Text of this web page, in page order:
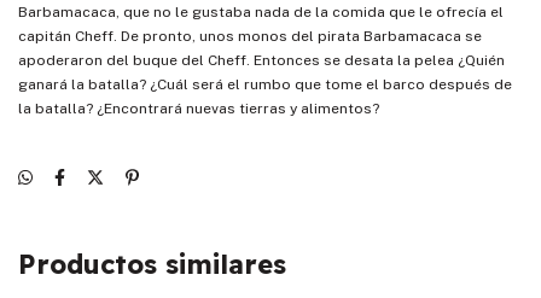
Barbamacaca, que no le gustaba nada de la comida que le ofrecía el
capitán Cheff. De pronto, unos monos del pirata Barbamacaca se
apoderaron del buque del Cheff. Entonces se desata la pelea ¿Quién
ganará la batalla? ¿Cuál será el rumbo que tome el barco después de
la batalla? ¿Encontrará nuevas tierras y alimentos?
Productos similares